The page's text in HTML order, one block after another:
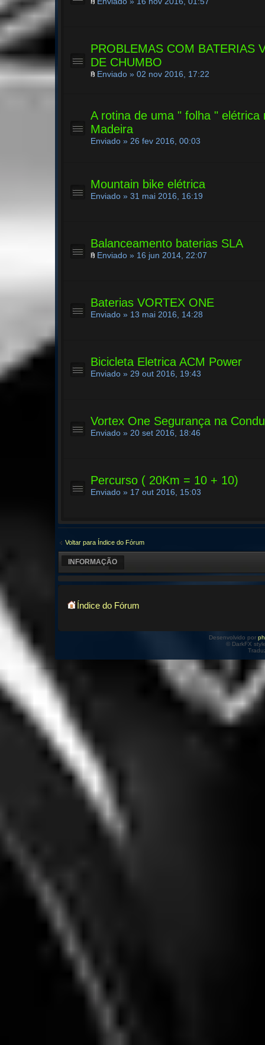
PROBLEMAS COM BATERIAS
DE CHUMBO
Enviado » 02 nov 2016, 17:22
A rotina de uma " folha " elétrica
Madeira
Enviado » 26 fev 2016, 00:03
Mountain bike elétrica
Enviado » 31 mai 2016, 16:19
Balanceamento baterias SLA
Enviado » 16 jun 2014, 22:07
Baterias VORTEX ONE
Enviado » 13 mai 2016, 14:28
Bicicleta Eletrica ACM Power
Enviado » 29 out 2016, 19:43
Vortex One Segurança na
Enviado » 20 set 2016, 18:46
Percurso ( 20Km = 10 + 10)
Enviado » 17 out 2016, 15:03
Voltar para Índice do Fórum
INFORMAÇÃO
Índice do Fórum
Desenvolvido por
© DarkFX